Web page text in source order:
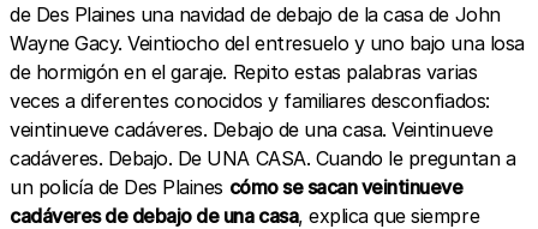
de Des Plaines una navidad de debajo de la casa de John
Wayne Gacy. Veintiocho del entresuelo y uno bajo una losa
de hormigón en el garaje. Repito estas palabras varias
veces a diferentes conocidos y familiares desconfiados:
veintinueve cadáveres. Debajo de una casa. Veintinueve
cadáveres. Debajo. De UNA CASA. Cuando le preguntan a
un policía de Des Plaines cómo se sacan veintinueve
cadáveres de debajo de una casa, explica que siempre